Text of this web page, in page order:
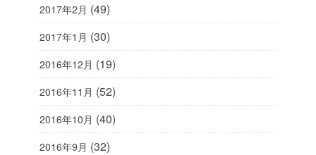
2017年2月 (49)
2017年1月 (30)
2016年12月 (19)
2016年11月 (52)
2016年10月 (40)
2016年9月 (32)